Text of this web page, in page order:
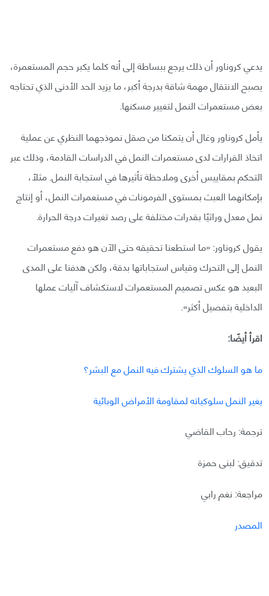
يدعي كروناور أن ذلك يرجع ببساطة إلى أنه كلما يكبر حجم المستعمرة،
يصبح الانتقال مهمة شاقة بدرجة أكبر، ما يزيد الحد الأدنى الذي تحتاجه
بعض مستعمرات النمل لتغيير مسكنها.
يأمل كروناور وغال أن يتمكنا من صقل نموذجهما النظري عن عملية
اتخاذ القرارات لدى مستعمرات النمل في الدراسات القادمة، وذلك عبر
التحكم بمقاييس أخرى وملاحظة تأثيرها في استجابة النمل. مثلًا،
بإمكانهما العبث بمستوى الفرمونات في مستعمرات النمل، أو إنتاج
نمل معدل وراثيًا بقدرات مختلفة على رصد تغيرات درجة الحرارة.
يقول كروناور: «ما استطعنا تحقيقه حتى الآن هو دفع مستعمرات
النمل إلى التحرك وقياس استجاباتها بدقة، ولكن هدفنا على المدى
البعيد هو عكس تصميم المستعمرات لاستكشاف آليات عملها
الداخلية بتفصيل أكثر».
اقرأ أيضًا:
ما هو السلوك الذي يشترك فيه النمل مع البشر؟
يغير النمل سلوكياته لمقاومة الأمراض الوبائية
ترجمة: رحاب القاضي
تدقيق: لبنى حمزة
مراجعة: نغم رابي
المصدر